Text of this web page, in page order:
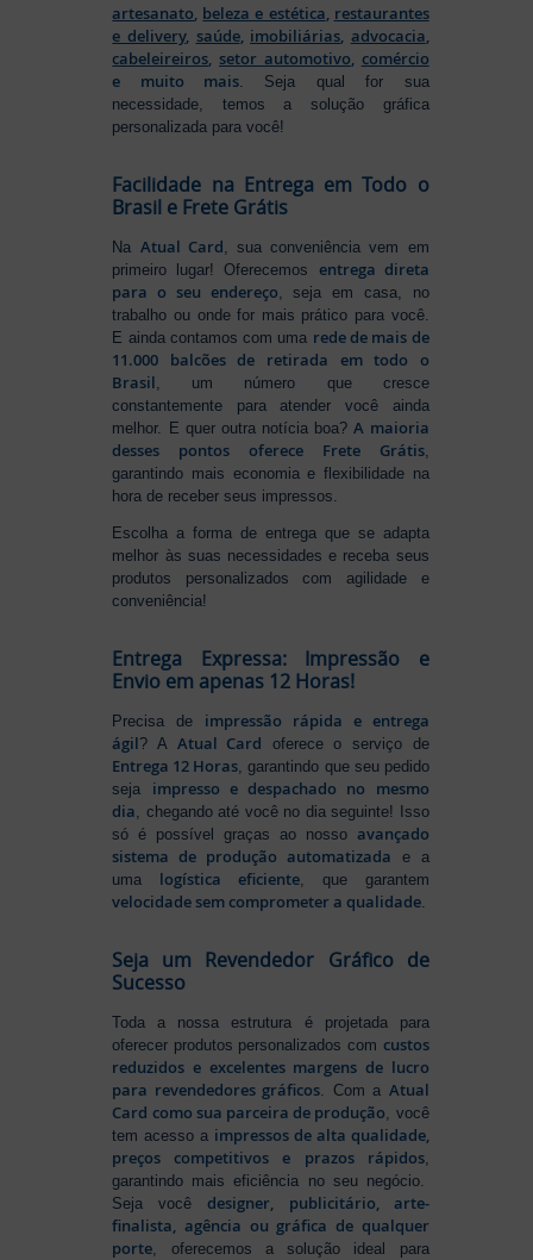
artesanato, beleza e estética, restaurantes
e delivery, saúde, imobiliárias, advocacia,
cabeleireiros, setor automotivo, comércio
e muito mais . Seja qual for sua
necessidade, temos a solução gráfica
personalizada para você!
Facilidade na Entrega em Todo o
Brasil e Frete Grátis
Na Atual Card , sua conveniência vem em
primeiro lugar! Oferecemos entrega direta
para o seu endereço , seja em casa, no
trabalho ou onde for mais prático para você.
E ainda contamos com uma rede de mais de
11.000 balcões de retirada em todo o
Brasil , um número que cresce
constantemente para atender você ainda
melhor. E quer outra notícia boa?A maioria
desses pontos oferece Frete Grátis,
garantindo mais economia e flexibilidade na
hora de receber seus impressos.
Escolha a forma de entrega que se adapta
melhor às suas necessidades e receba seus
produtos personalizados com agilidade e
conveniência!
Entrega Expressa: Impressão e
Envio em apenas 12 Horas!
Precisa de impressão rápida e entrega
ágil? A Atual Card oferece o serviço de
Entrega 12 Horas, garantindo que seu pedido
seja impresso e despachado no mesmo
dia, chegando até você no dia seguinte! Isso
só é possível graças ao nosso avançado
sistema de produção automatizada e a
uma logística eficiente, que garantem
velocidade sem comprometer a qualidade.
Seja um Revendedor Gráfico de
Sucesso
Toda a nossa estrutura é projetada para
oferecer produtos personalizados com custos
reduzidos e excelentes margens de lucro
para revendedores gráficos . Com a Atual
Card como sua parceira de produção , você
tem acesso a impressos de alta qualidade,
preços competitivos e prazos rápidos,
garantindo mais eficiência no seu negócio.
Seja vocêdesigner, publicitário, arte-
finalista, agência ou gráfica de qualquer
porte , oferecemos a solução ideal para